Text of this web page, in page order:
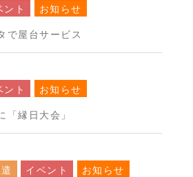
ント お知らせ
で屋台サービス
ント お知らせ
「縁日大会」
イベント お知らせ